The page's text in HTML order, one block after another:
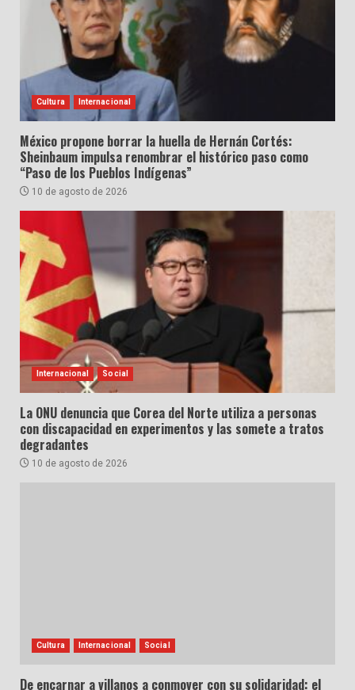
Cultura Internacional
México propone borrar la huella de Hernán Cortés:
Sheinbaum impulsa renombrar el histórico paso como
“Paso de los Pueblos Indígenas”
10 de agosto de 2026
Internacional Social
La ONU denuncia que Corea del Norte utiliza a personas
con discapacidad en experimentos y las somete a tratos
degradantes
10 de agosto de 2026
Cultura Internacional Social
De encarnar a villanos a conmover con su solidaridad: el